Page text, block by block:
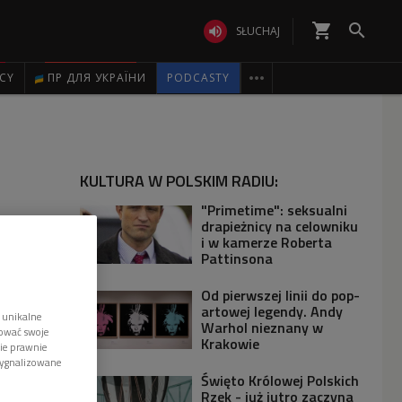
 SŁUCHAJ shopping_cart 
ПР ДЛЯ УКРАЇНИ PODCASTY 
KULTURA W POLSKIM RADIU:
"Primetime": seksualni
drapieżnicy na celowniku
i w kamerze Roberta
Pattinsona
Od pierwszej linii do pop-
artowej legendy. Andy
Warhol nieznany w
Krakowie
Święto Królowej Polskich
Rzek - już jutro zaczyna
swoje
prawnie